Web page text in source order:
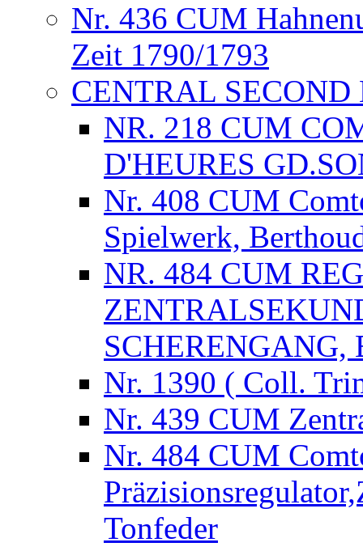
Nr. 436 CUM
Zeit 1790/1793
CENTRAL SECOND
NR. 218 CUM
D'HEURES
Nr. 408 CUM
Spielwerk,
NR. 484 CUM
SCHERENGANG,
Nr. 1390 ( Coll.
Nr. 439 CUM
Nr. 484 CUM
Tonfeder